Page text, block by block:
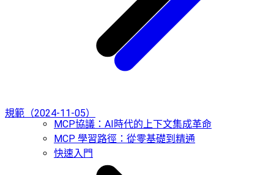
MCP協議：AI時代的上下文集成革命
MCP 學習路徑：從零基礎到精通
快速入門
規範（2024-11-05）